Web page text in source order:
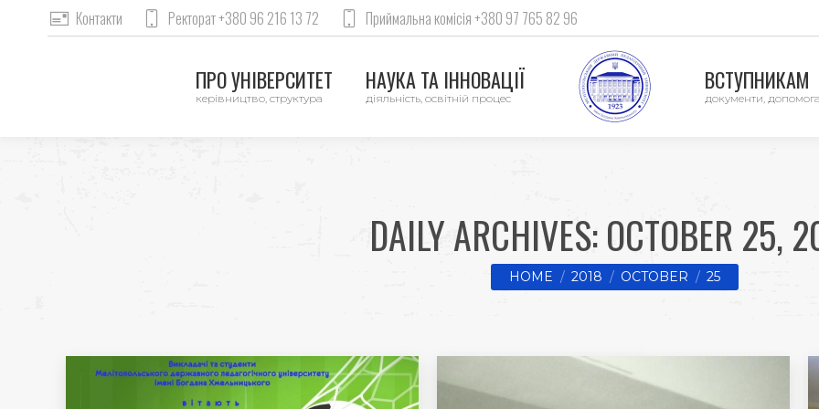
Контакти Ректорат +380 96 216 13 72 Приймальна комісія +380 97 765 82 96
ПРО УНІВЕРСИТЕТ
керівництво, структура
НАУКА ТА ІННОВАЦІЇ
діяльність, освітній процес
ВСТУПНИКАМ
документи, допомога
DAILY ARCHIVES:OCTOBER 25,
You are here:
HOME 2018 OCTOBER 25